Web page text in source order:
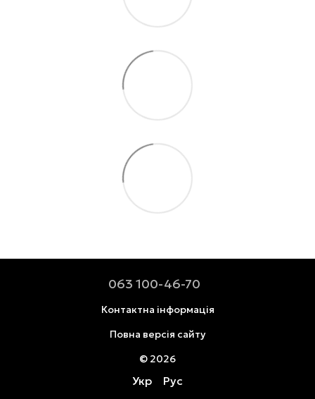
063 100-46-70
Контактна інформація
Повна версія сайту
© 2026
Укр Рус